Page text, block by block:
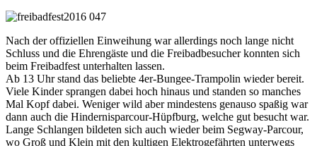
Nach der offiziellen Einweihung war allerdings noch lange nicht
Schluss und die Ehrengäste und die Freibadbesucher konnten sich
beim Freibadfest unterhalten lassen.
Ab 13 Uhr stand das beliebte 4er-Bungee-Trampolin wieder bereit.
Viele Kinder sprangen dabei hoch hinaus und standen so manches
Mal Kopf dabei. Weniger wild aber mindestens genauso spaßig war
dann auch die Hindernisparcour-Hüpfburg, welche gut besucht war.
Lange Schlangen bildeten sich auch wieder beim Segway-Parcour,
wo Groß und Klein mit den kultigen Elektrogefährten unterwegs